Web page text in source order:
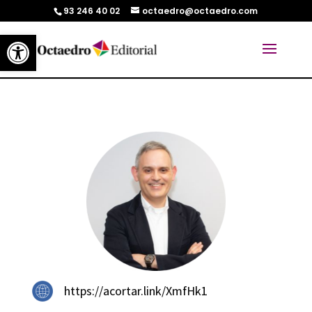
Abrir barra de herramientas
93 246 40 02 octaedro@octaedro.com
https://acortar.link/XmfHk1